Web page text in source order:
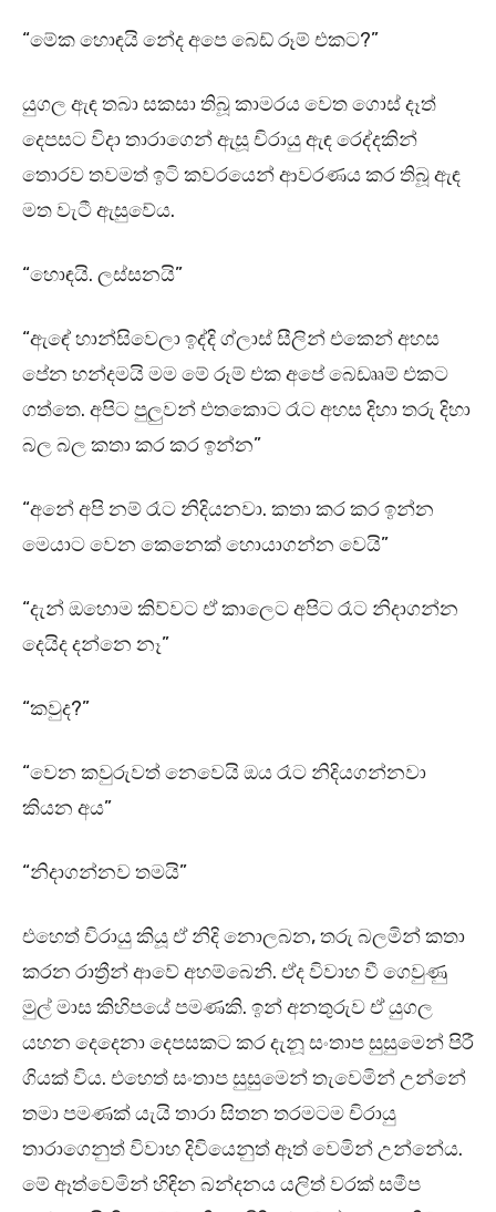
“මේක හොඳයි නේද අපෙ බෙඩ් රූම් එකට?”
යුගල ඇඳ තබා සකසා තිබූ කාමරය වෙත ගොස් දෑත්
දෙපසට විදා තාරාගෙන් ඇසූ චිරායු ඇඳ රෙද්දකින්
තොරව තවමත් ඉටි කවරයෙන් ආවරණය කර තිබූ ඇඳ
මත වැටී ඇසුවේය.
“හොඳයි. ලස්සනයි”
“ඇඳේ හාන්සිවෙලා ඉද්දි ග්ලාස් සීලින් එකෙන් අහස
පේන හන්දමයි මම මේ රූම් එක අපේ බෙඩෲම් එකට
ගත්තෙ. අපිට පුලුවන් එතකොට රෑට අහස දිහා තරු දිහා
බල බල කතා කර කර ඉන්න”
“අනේ අපි නම් රෑට නිදියනවා. කතා කර කර ඉන්න
මෙයාට වෙන කෙනෙක් හොයාගන්න වෙයි”
“දැන් ඔහොම කිව්වට ඒ කාලෙට අපිට රෑට නිදාගන්න
දෙයිද දන්නෙ නෑ”
“කවුද?”
“වෙන කවුරුවත් නෙවෙයි ඔය රෑට නිදියගන්නවා
කියන අය”
“නිදාගන්නව තමයි”
එහෙත් චිරායු කියූ ඒ නිදි නොලබන, තරු බලමින් කතා
කරන රාත්‍රීන් ආවේ අහම්බෙනි. ඒද විවාහ වී ගෙවුණු
මුල් මාස කිහිපයේ පමණකි. ඉන් අනතුරුව ඒ යුගල
යහන දෙදෙනා දෙපසකට කර දැනූ සංතාප සුසුමෙන් පිරී
ගියක් විය. එහෙත් සංතාප සුසුමෙන් තැවෙමින් උන්නේ
තමා පමණක් යැයි තාරා සිතන තරමටම චිරායු
තාරාගෙනුත් විවාහ දිවියෙනුත් ඈත් වෙමින් උන්නේය.
මේ ඈත්වෙමින් හිඳින බන්දනය යලිත් වරක් සමීප